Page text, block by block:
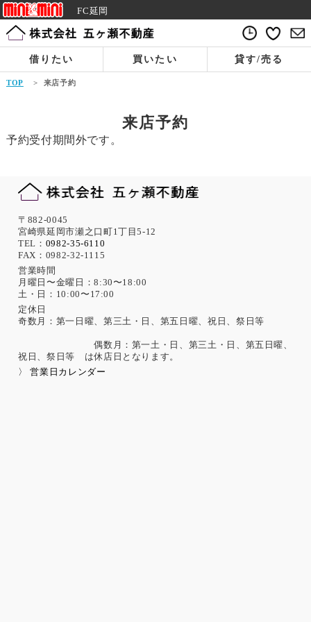
FC延岡
借りたい 買いたい 貸す/売る
TOP > 来店予約
来店予約
予約受付期間外です。
〒882-0045
宮崎県延岡市瀬之口町1丁目5-12
TEL： 0982-35-6110
FAX：0982-32-1115
営業時間
月曜日〜金曜日：8:30〜18:00
土・日：10:00〜17:00
定休日
奇数月：第一日曜、第三土・日、第五日曜、祝日、祭日等
偶数月：第一土・日、第三土・日、第五日曜、
祝日、祭日等 は休店日となります。
〉 営業日カレンダー